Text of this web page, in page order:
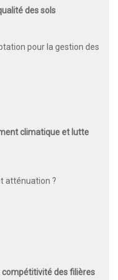
des sols
pour la gestion des
climatique et lutte
atténuation ?
des filières